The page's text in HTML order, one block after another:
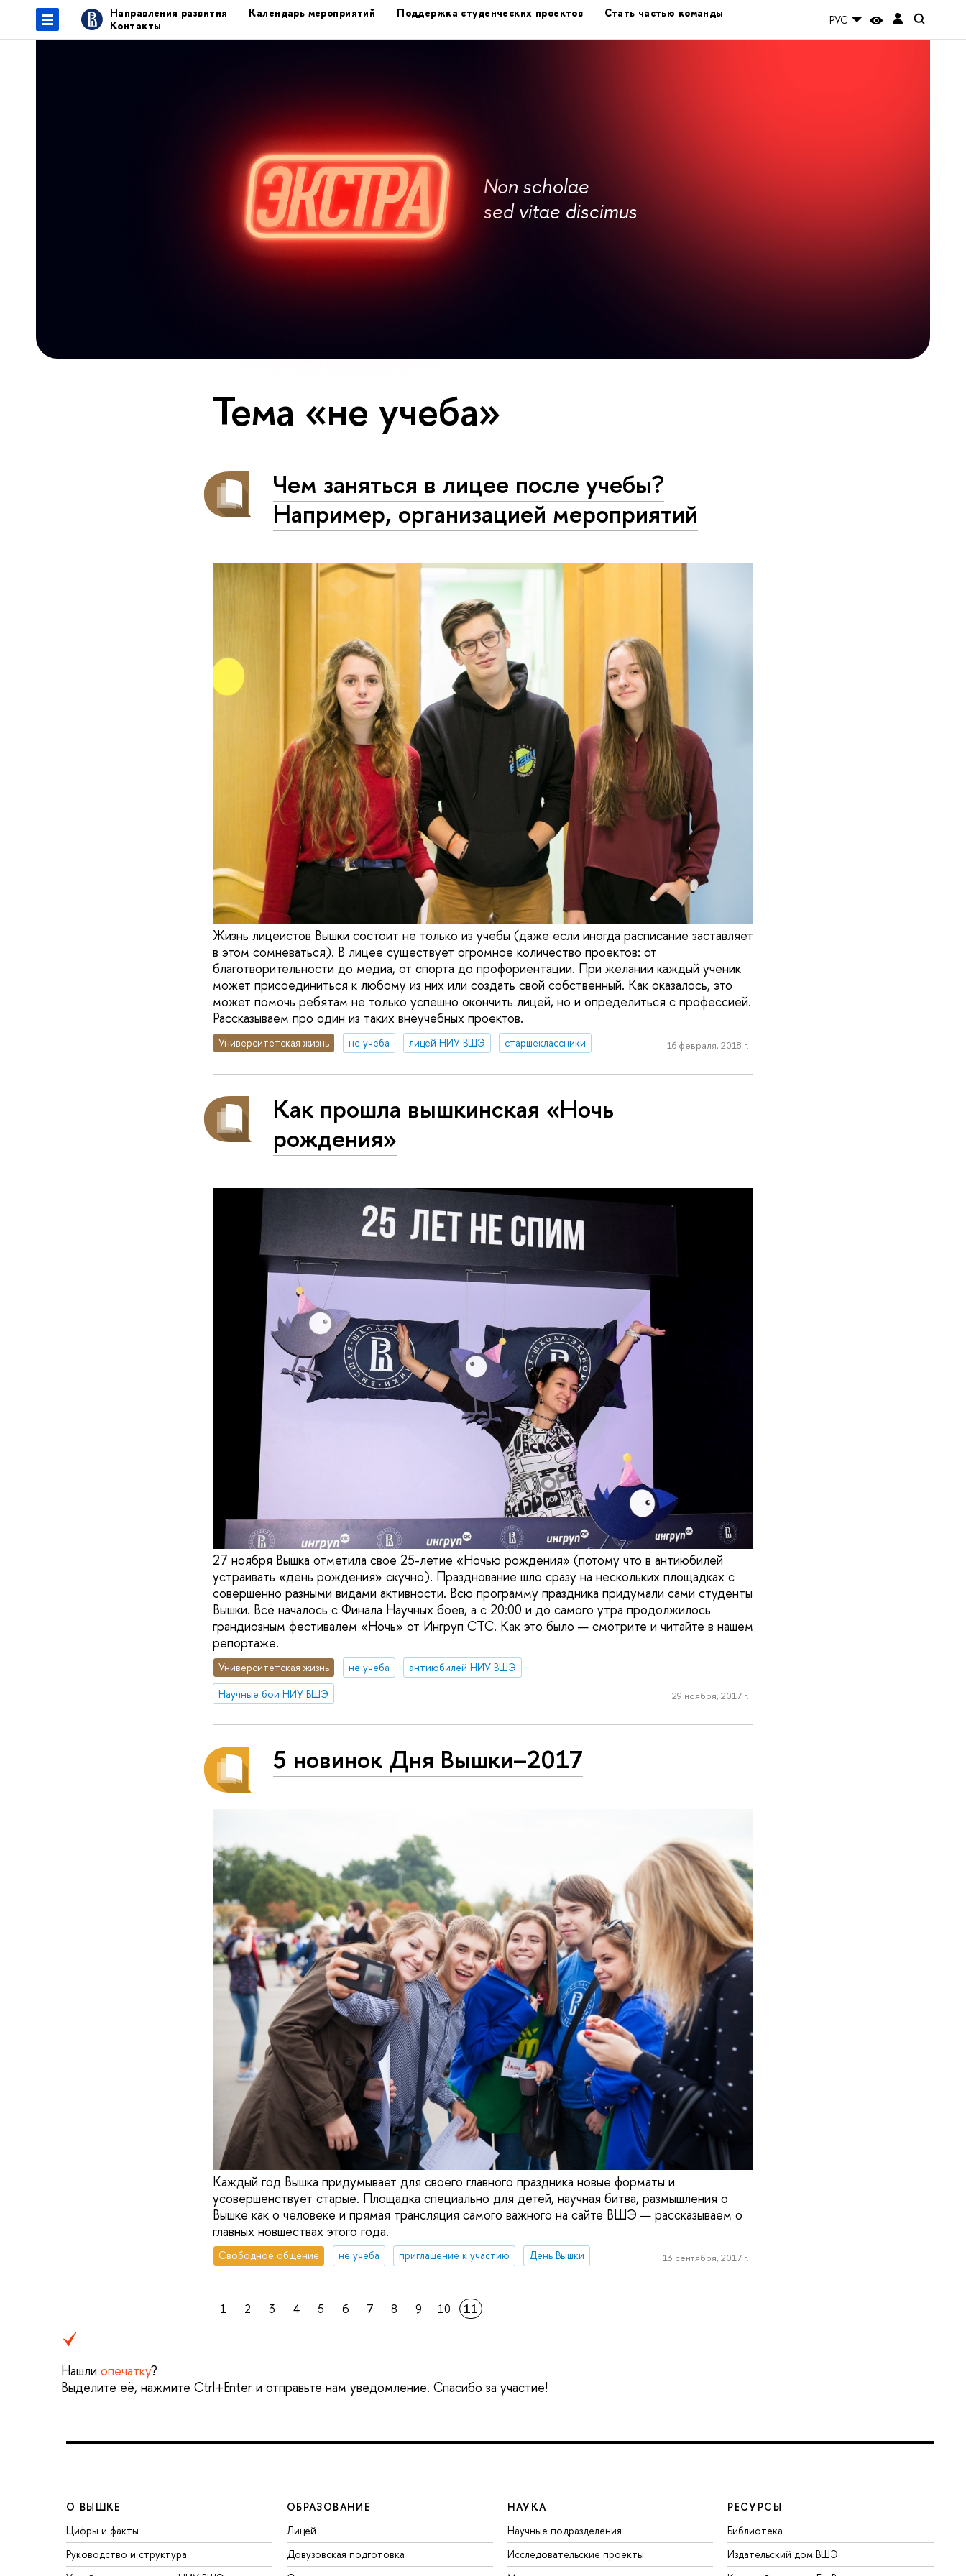
Направления развития Календарь мероприятий Поддержка студенческих проектов
Стать частью команды
Контакты
РУС
Non scholae
sed vitae discimus
Тема «не учеба»
Чем заняться в лицее после учебы?
Например, организацией мероприятий
Жизнь лицеистов Вышки состоит не только из учебы (даже если иногда расписание заставляет
в этом сомневаться). В лицее существует огромное количество проектов: от
благотворительности до медиа, от спорта до профориентации. При желании каждый ученик
может присоединиться к любому из них или создать свой собственный. Как оказалось, это
может помочь ребятам не только успешно окончить лицей, но и определиться с профессией.
Рассказываем про один из таких внеучебных проектов.
Университетская жизнь не учеба лицей НИУ ВШЭ старшеклассники 16 февраля, 2018 г.
Как прошла вышкинская «Ночь
рождения»
27 ноября Вышка отметила свое 25-летие «Ночью рождения» (потому что в антиюбилей
устраивать «день рождения» скучно). Празднование шло сразу на нескольких площадках с
совершенно разными видами активности. Всю программу праздника придумали сами студенты
Вышки. Всё началось с Финала Научных боев, а с 20:00 и до самого утра продолжилось
грандиозным фестивалем «Ночь» от Ингруп СТС. Как это было — смотрите и читайте в нашем
репортаже.
Университетская жизнь не учеба
антиюбилей НИУ ВШЭ
Научные бои НИУ ВШЭ
29 ноября, 2017 г.
5 новинок Дня Вышки–2017
Каждый год Вышка придумывает для своего главного праздника новые форматы и
усовершенствует старые. Площадка специально для детей, научная битва, размышления о
Вышке как о человеке и прямая трансляция самого важного на сайте ВШЭ — рассказываем о
главных новшествах этого года.
Свободное общение не учеба приглашение к участию День Вышки 13 сентября, 2017 г.
1 2 3 4 5 6 7 8 9 10 11
Нашли опечатку?
Выделите её, нажмите Ctrl+Enter и отправьте нам уведомление. Спасибо за участие!
О ВЫШКЕ
Цифры и факты
Руководство и структура
ОБРАЗОВАНИЕ
Лицей
Довузовская подготовка
НАУКА
Научные подразделения
Исследовательские проекты
РЕСУРСЫ
Библиотека
Издательский дом ВШЭ